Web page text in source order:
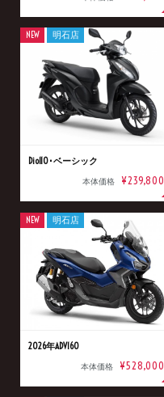
Dio110･ベーシック
本体価格 ¥239,800
NEW 明石店
2026年ADV160
本体価格 ¥528,000
NEW 明石店